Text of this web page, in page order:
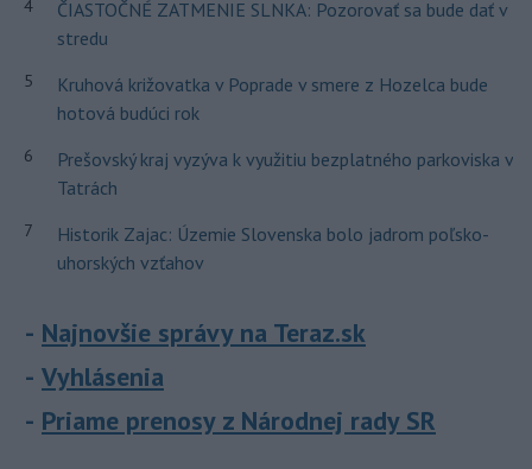
4
ČIASTOČNÉ ZATMENIE SLNKA: Pozorovať sa bude dať v
stredu
5
Kruhová križovatka v Poprade v smere z Hozelca bude
hotová budúci rok
6
Prešovský kraj vyzýva k využitiu bezplatného parkoviska v
Tatrách
7
Historik Zajac: Územie Slovenska bolo jadrom poľsko-
uhorských vzťahov
Najnovšie správy na Teraz.sk
Vyhlásenia
Priame prenosy z Národnej rady SR